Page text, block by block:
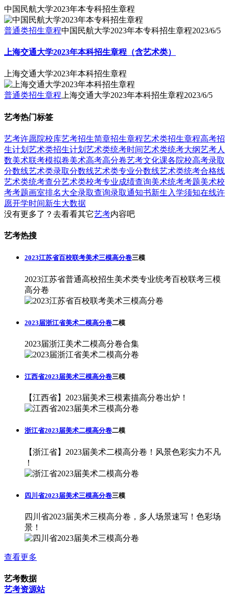
中国民航大学2023年本专科招生章程
普通类招生章程中国民航大学2023年本专科招生章程2023/6/5
上海交通大学2023年本科招生章程（含艺术类）
上海交通大学2023年本科招生章程
普通类招生章程上海交通大学2023年本科招生章程2023/6/5
艺考热门标签
艺考许愿院校库艺考招生简章招生章程艺术类招生章程高考招
生计划 艺术类招生计划 艺术类统考时间艺术类统考大纲艺考人
数美术联考模拟卷美术高考高分卷艺考文化课各院校高考录取
分数线艺术类录取分数线艺术类专业分数线艺术类统考合格线
艺术类统考查分艺术类校考专业成绩查询美术统考考题美术校
考考题画室排名大全录取查询录取通知书新生入学须知在线许
愿开学时间新生大数据
没有更多了？去看看其它艺考内容吧
艺考热搜
2023江苏省百校联考美术三模高分卷三模
2023江苏省普通高校招生美术类专业统考百校联考三模
高分卷
2023届浙江省美术二模高分卷二模
2023届浙江美术二模高分卷合集
江西省2023届美术三模高分卷三模
【江西省】2023届美术三模素描高分卷出炉！
浙江省2023届美术二模高分卷二模
【浙江省】2023届美术二模高分卷！风景色彩实力不凡
！
四川省2023届美术三模高分卷三模
四川省2023届美术三模高分卷，多人场景速写！色彩场
景！
查看更多
艺考数据
艺考资源站